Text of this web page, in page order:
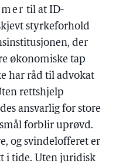
til at ID-
styrkeforhold
der
økonomiske tap
har råd til advokat
rettshjelp
ansvarlig for store
forblir uprøvd.
og svindelofferet er
i tide. Uten juridisk